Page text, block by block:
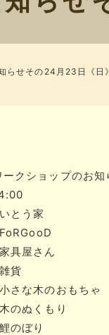
らせその24月23日《
ークショップのお
とう家
具屋さん
貨
さな木のおもちゃ
のぬくもり
のぼり